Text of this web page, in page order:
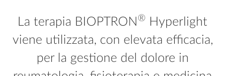
La terapia BIOPTRON ®
Hyperlight
viene utilizzata, con elevata efficacia,
per la gestione del dolore in